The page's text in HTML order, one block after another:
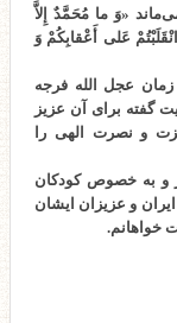
«وَ ما مُحَمَّدٌ إِلاَّ
عَلى‌ أَعْقابِكُمْ وَ
عجل الله فرجه
گفته برای آن عزیز
و نصرت الهی را
و به خصوص کودکان
و عزیزان ایشان
خواهانم.